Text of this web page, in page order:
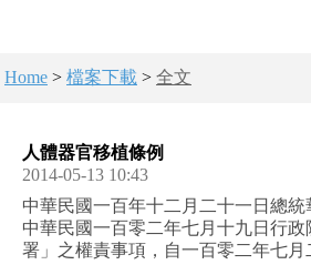
Home > 檔案下載 > 全文
人體器官移植條例
2014-05-13 10:43
中華民國一百年十二月二十一日總統
中華民國一百零二年七月十九日行
署」之權責事項，自一百零二年七